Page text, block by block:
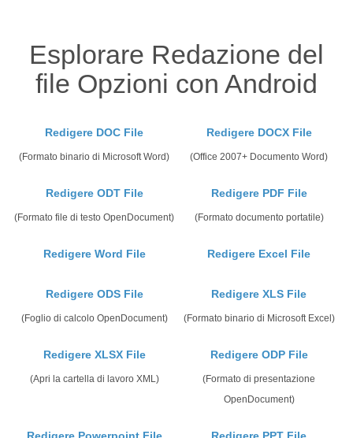
Esplorare Redazione del
file Opzioni con Android
Redigere DOC File
(Formato binario di Microsoft Word)
Redigere DOCX File
(Office 2007+ Documento Word)
Redigere ODT File
(Formato file di testo OpenDocument)
Redigere PDF File
(Formato documento portatile)
Redigere Word File Redigere Excel File
Redigere ODS File
(Foglio di calcolo OpenDocument)
Redigere XLS File
(Formato binario di Microsoft Excel)
Redigere XLSX File
(Apri la cartella di lavoro XML)
Redigere ODP File
(Formato di presentazione
OpenDocument)